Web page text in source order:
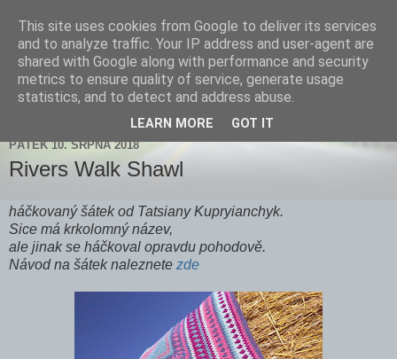
Zdenička
PÁTEK 10. SRPNA 2018
Rivers Walk Shawl
háčkovaný šátek od Tatsiany Kupryianchyk.
Sice má krkolomný název,
ale jinak se háčkoval opravdu pohodově.
Návod na šátek naleznete zde
This site uses cookies from Google to deliver its services
and to analyze traffic. Your IP address and user-agent are
shared with Google along with performance and security
metrics to ensure quality of service, generate usage
statistics, and to detect and address abuse.
LEARN MORE GOT IT